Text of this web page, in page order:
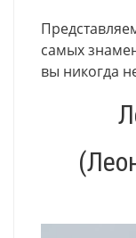
самых
вы никогда